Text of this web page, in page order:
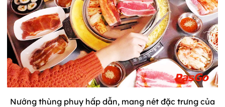
Nướng thùng phuy hấp dẫn, mang nét đặc trưng của